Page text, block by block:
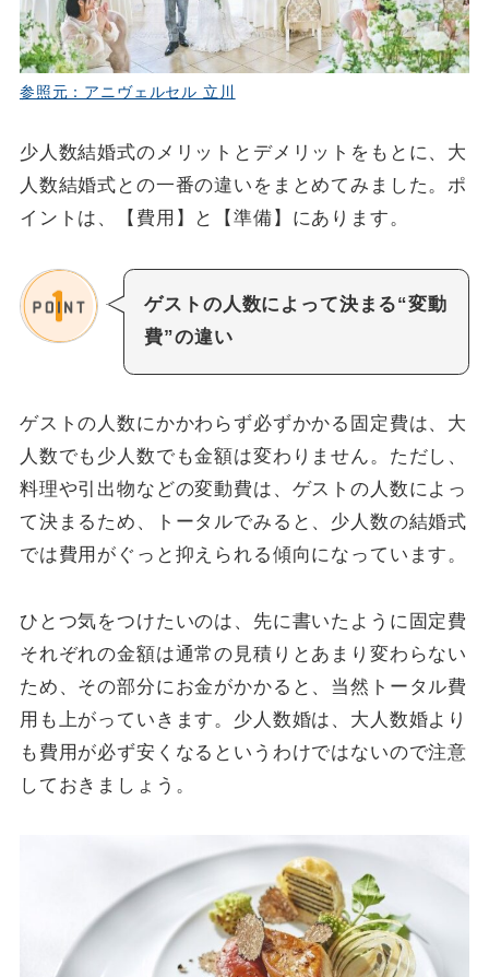
参照元：アニヴェルセル 立川
少人数結婚式のメリットとデメリットをもとに、大
人数結婚式との一番の違いをまとめてみました。ポ
イントは、【費用】と【準備】にあります。
ゲストの人数によって決まる“変動
費”の違い
ゲストの人数にかかわらず必ずかかる固定費は、大
人数でも少人数でも金額は変わりません。ただし、
料理や引出物などの変動費は、ゲストの人数によっ
て決まるため、トータルでみると、少人数の結婚式
では費用がぐっと抑えられる傾向になっています。
ひとつ気をつけたいのは、先に書いたように固定費
それぞれの金額は通常の見積りとあまり変わらない
ため、その部分にお金がかかると、当然トータル費
用も上がっていきます。少人数婚は、大人数婚より
も費用が必ず安くなるというわけではないので注意
しておきましょう。